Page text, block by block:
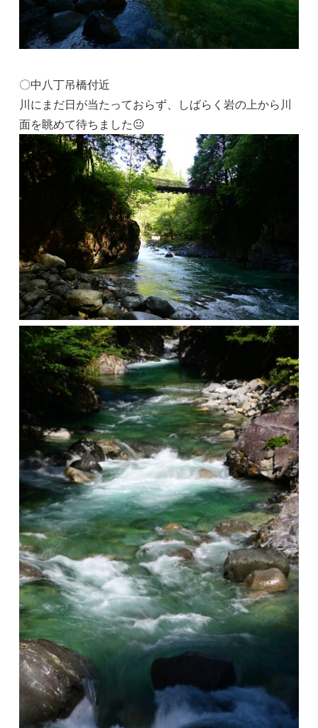
〇中八丁吊橋付近
川にまだ日が当たっておらず、しばらく岩の上から川
面を眺めて待ちました😐